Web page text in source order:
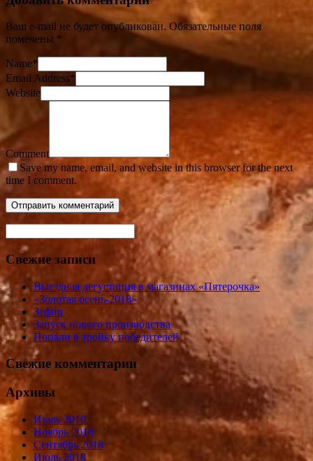
Ваш e-mail не будет опубликован. Обязательные поля
помечены *
Name*
Email Address*
Website
Comment
Save my name, email, and website in this browser for the next
time I comment.
Свежие записи
Выездная дегустация в магазинах «Пятерочка»
«Золотая осень-2018»
Зефир
Запуск нового производства
Попали в тройку победителей
Свежие комментарии
Архивы
Июль 2019
Ноябрь 2018
Сентябрь 2018
Июль 2018